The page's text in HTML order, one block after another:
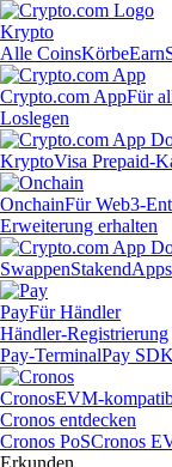
Krypto
Alle CoinsKörbeEarn
Crypto.com AppFür
Loslegen
KryptoVisa Prepaid-
OnchainFür Web3-
Erweiterung erhalten
SwappenStaken
PayFür Händler
Händler-Registrierung
Pay-TerminalPay SDK
CronosEVM-
Cronos entdecken
Cronos PoSCronos
Erkunden